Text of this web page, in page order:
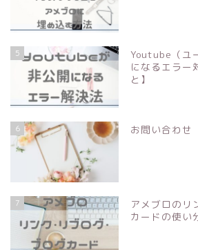
5
Youtube（ユ
になるエラー
と】
6 お問い合わせ
7
アメブロのリ
カードの使い